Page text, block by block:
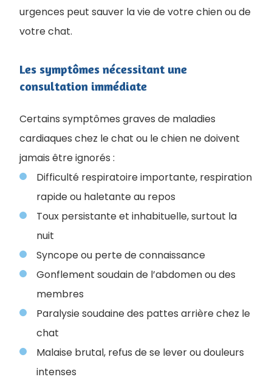
urgences peut sauver la vie de votre chien ou de
votre chat.
Les symptômes nécessitant une
consultation immédiate
Certains symptômes graves de maladies
cardiaques chez le chat ou le chien ne doivent
jamais être ignorés :
Difficulté respiratoire importante, respiration
rapide ou haletante au repos
Toux persistante et inhabituelle, surtout la
nuit
Syncope ou perte de connaissance
Gonflement soudain de l’abdomen ou des
membres
Paralysie soudaine des pattes arrière chez le
chat
Malaise brutal, refus de se lever ou douleurs
intenses